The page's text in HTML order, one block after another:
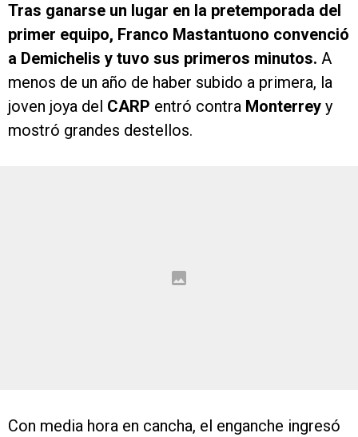
Tras ganarse un lugar en la pretemporada del
primer equipo, Franco Mastantuono convenció
a Demichelis y tuvo sus primeros minutos. A
menos de un año de haber subido a primera, la
joven joya del CARP entró contra Monterrey y
mostró grandes destellos.
Con media hora en cancha, el enganche ingresó